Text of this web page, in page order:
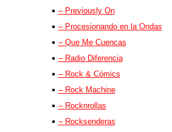
– Previously On
– Procesionando en la Ondas
– Que Me Cuencas
– Radio Diferencia
– Rock & Cómics
– Rock Machine
– Rocknrollas
– Rocksenderas